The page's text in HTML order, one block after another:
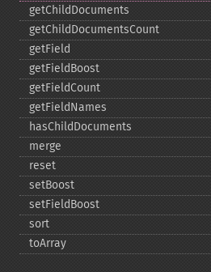
getChildDocuments
getChildDocumentsCount
getField
getFieldBoost
getFieldCount
getFieldNames
hasChildDocuments
merge
reset
setBoost
setFieldBoost
sort
toArray